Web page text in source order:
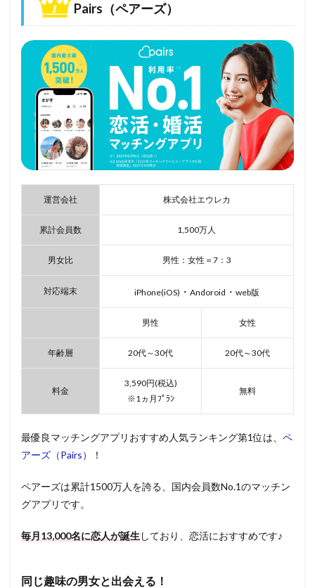
Pairs（ペアーズ）
運営会社 株式会社エウレカ
累計会員数 1,500万人
男女比 男性：女性＝7：3
対応端末 iPhone(iOS) ・ Andoroid ・ web版
男性 女性
年齢層 20代～30代 20代～30代
料金
3,590円(税込)
※1ヵ月ﾌﾟﾗﾝ
無料
最優良マッチングアプリおすすめ人気ランキング第1位は、 ペ
アーズ（Pairs）
！
ペアーズは累計1500万人を誇る、国内会員数No.1のマッチン
グアプリです。
毎月13,000名に恋人が誕生 しており、恋活におすすめです♪
同じ趣味の男女と出会える！